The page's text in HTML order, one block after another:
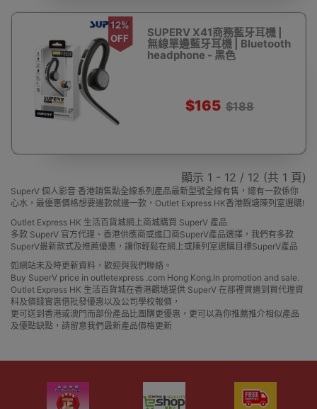
12%
OFF
SUPERV X41商務藍牙耳機 |
無線單邊藍牙耳機 | Bluetooth
headphone - 黑色
$165 $188
顯示 1 - 12 / 12 (共 1 頁)
SuperV 個人影音 香港銷售點全線系列產品最新型號全線有售，總有一款係你
心水，最優惠價格想要邊款就邊一款，Outlet Express HK香港觀塘陳列室選購!
Outlet Express HK 生活百貨城網上商城購買 SuperV 產品
多款 SuperV 官方代理、香港供應商或進口商SuperV產品選擇，我們有多款
SuperV最新款式及推薦優惠，讓你輕鬆在網上或陳列室選購目標SuperV產品
如網站未及時更新資料，歡迎與我們聯絡。
Buy SuperV price in outletexpress .com Hong Kong.In promotion and sale.
Outlet Express HK 生活百貨城在香港觀塘提供 SuperV 在那裡買邊到買代理資
料及價錢實惠借批發優惠以及公司學校報價，
更可送到香港或澳門而部份產品比團購更優惠，更可以為你推薦推介相似產品
及優點缺點，請留意我們最新產品價格更新